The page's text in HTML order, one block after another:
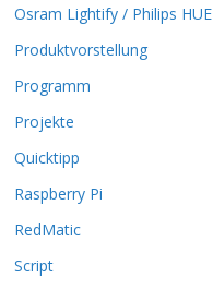
f
e
r
r
o
u
k
s
Osram Lightify / Philips HUE
Produktvorstellung
Programm
Projekte
Quicktipp
Raspberry Pi
RedMatic
Script